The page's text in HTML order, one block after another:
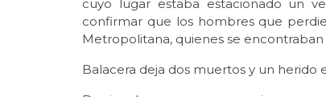
cuyo lugar estaba estacionado un
confirmar que los hombres que
Metropolitana, quienes se encontraban
Balacera deja dos muertos y un herido